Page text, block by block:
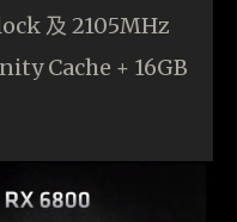
及 2105MHz
Cache + 16GB